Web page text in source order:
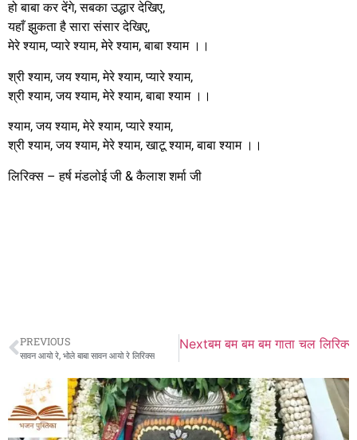
हो बाबा कर देंगे, सबका उद्धार देखिए,
यहाँ झुकता है सारा संसार देखिए,
मेरे श्याम, प्यारे श्याम, मेरे श्याम, बाबा श्याम ।।
श्री श्याम, जय श्याम, मेरे श्याम, प्यारे श्याम,
श्री श्याम, जय श्याम, मेरे श्याम, बाबा श्याम ।।
श्याम, जय श्याम, मेरे श्याम, प्यारे श्याम,
श्री श्याम, जय श्याम, मेरे श्याम, खाटू श्याम, बाबा श्याम ।।
लिरिक्स – हर्ष मंडलोई जी & कैलाश शर्मा जी
PREVIOUS
सावन आयो रे, भोले बाबा सावन आयो रे लिरिक्स
Nextबम बम बम बम गाता चल लिरिक्स